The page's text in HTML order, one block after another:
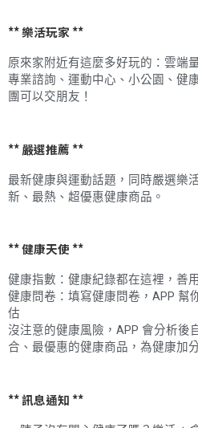
** 樂活玩家 **
原來家附近有這麼多好玩的：雲端
專業諮詢、運動中心、小公園、健
團可以交朋友！
** 嚴選推薦 **
最新健康與運動話題，同時嚴選樂
新、最熱、超優惠健康商品。
** 健康天使 **
健康指數：健康紀錄都在這裡，善
健康問卷：填寫健康問卷，APP 幫
估
沒注意的健康風險，APP 會分析後
合、最優惠的健康商品，為健康加
** 訊息通知 **